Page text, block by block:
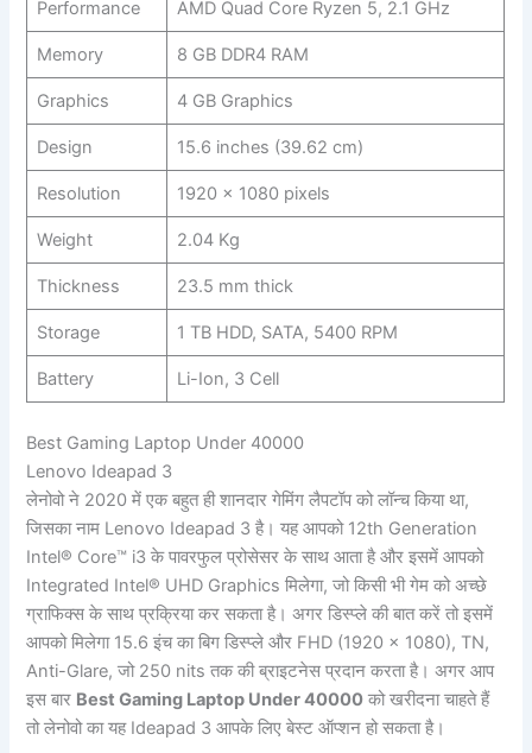
Performance AMD Quad Core Ryzen 5, 2.1 GHz
Memory 8 GB DDR4 RAM
Graphics 4 GB Graphics
Design 15.6 inches (39.62 cm)
Resolution 1920 x 1080 pixels
Weight 2.04 Kg
Thickness 23.5 mm thick
Storage 1 TB HDD, SATA, 5400 RPM
Battery Li-Ion, 3 Cell
Best Gaming Laptop Under 40000
Lenovo Ideapad 3
लेनोवो ने 2020 में एक बहुत ही शानदार गेमिंग लैपटॉप को लॉन्च किया था,
जिसका नाम Lenovo Ideapad 3 है। यह आपको 12th Generation
Intel® Core™ i3 के पावरफुल प्रोसेसर के साथ आता है और इसमें आपको
Integrated Intel® UHD Graphics मिलेगा, जो किसी भी गेम को अच्छे
ग्राफिक्स के साथ प्रक्रिया कर सकता है। अगर डिस्प्ले की बात करें तो इसमें
आपको मिलेगा 15.6 इंच का बिग डिस्प्ले और FHD (1920 x 1080), TN,
Anti-Glare, जो 250 nits तक की ब्राइटनेस प्रदान करता है। अगर आप
इस बार Best Gaming Laptop Under 40000 को खरीदना चाहते हैं
तो लेनोवो का यह Ideapad 3 आपके लिए बेस्ट ऑप्शन हो सकता है।